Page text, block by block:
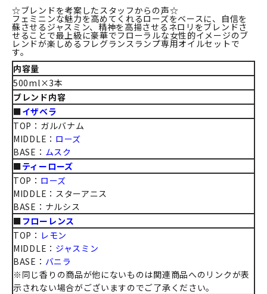
☆ブレンドを考案したスタッフからの声☆
フェミニンな魅力を高めてくれるローズをベースに、自信を
蘇させるジャスミン、精神を高揚させるネロリをブレンドさ
せることで最上級に豪華でフローラルな女性的イメージのブ
レンドが楽しめるフレグランスランプ専用オイルセットで
す。
内容量
500ml×3本
ブレンド内容
■イザベラ
TOP：ガルバナム
MIDDLE： ローズ
BASE： ムスク
■ティーローズ
TOP： ローズ
MIDDLE：スターアニス
BASE：ナルシス
■フローレンス
TOP： レモン
MIDDLE： ジャスミン
BASE： バニラ
※同じ香りの商品が他にないものは関連商品へのリンクが表
示されない場合がございますのでご了承ください。